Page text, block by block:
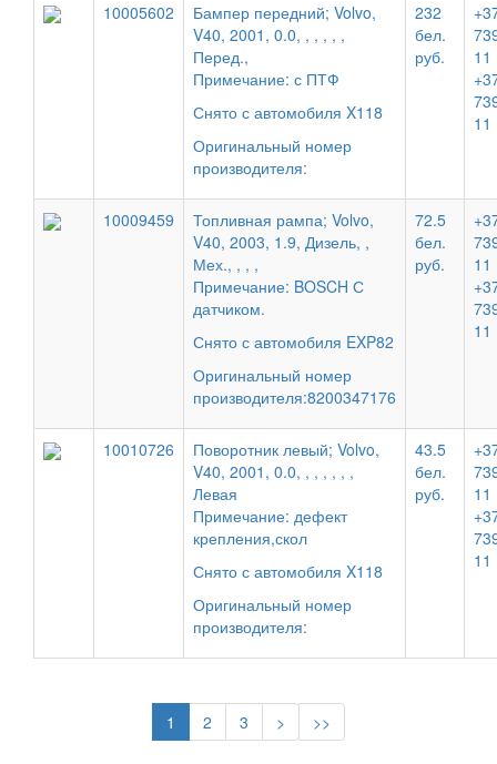
10005602
Бампер передний; Volvo,
V40, 2001, 0.0, , , , , ,
Перед.,
Примечание: с ПТФ
Снято с автомобиля X118
Оригинальный номер
производителя:
232
бел.
руб.
11
11
10009459
Топливная рампа; Volvo,
V40, 2003, 1.9, Дизель, ,
Мех., , , ,
Примечание: BOSCH С
датчиком.
Снято с автомобиля EXP82
Оригинальный номер
производителя:8200347176
72.5
бел.
руб.
11
11
10010726
Поворотник левый; Volvo,
V40, 2001, 0.0, , , , , , ,
Левая
Примечание: дефект
крепления,скол
Снято с автомобиля X118
Оригинальный номер
производителя:
43.5
бел.
руб.
11
11
1 2 3 > >>